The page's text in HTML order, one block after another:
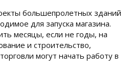
большепролетных зданий
для запуска магазина.
месяцы, если не годы, на
и строительство,
могут начать работу в